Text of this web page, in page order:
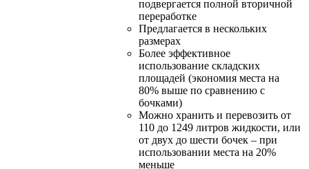
подвергается полной вторичной
переработке
Предлагается в нескольких
размерах
Более эффективное
использование складских
площадей (экономия места на
80% выше по сравнению с
бочками)
Можно хранить и перевозить от
110 до 1249 литров жидкости, или
от двух до шести бочек – при
использовании места на 20%
меньше